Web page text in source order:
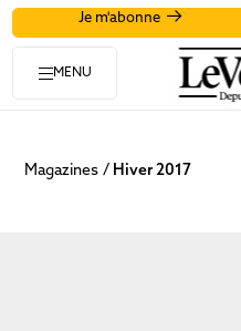
Je m'abonne
MENU
Magazines Hiver 2017